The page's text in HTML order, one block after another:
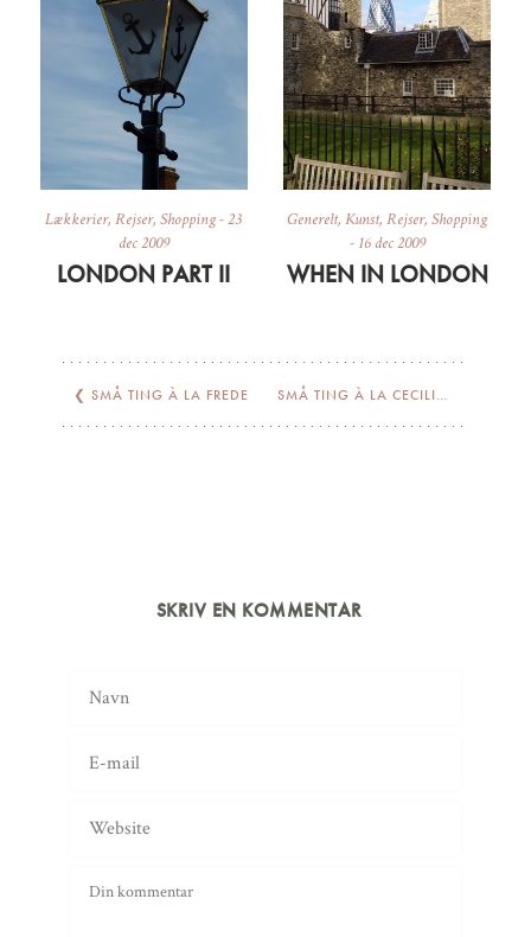
Lækkerier,Rejser,Shopping-23
dec 2009
LONDON PART II
Generelt,Kunst,Rejser,Shopping
- 16 dec 2009
WHEN IN LONDON
❮ SMÅ TING À LA FREDE SMÅ TING À LA CECILIA❯
SKRIV EN KOMMENTAR